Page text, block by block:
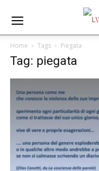
Home Tags Piegata
Tag: piegata